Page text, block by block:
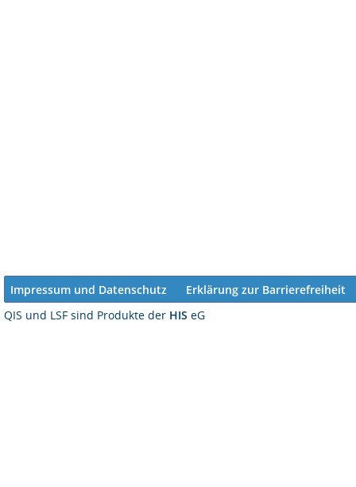
Impressum und Datenschutz
Erklärung zur Barrierefreiheit
QIS und LSF sind Produkte der HIS eG